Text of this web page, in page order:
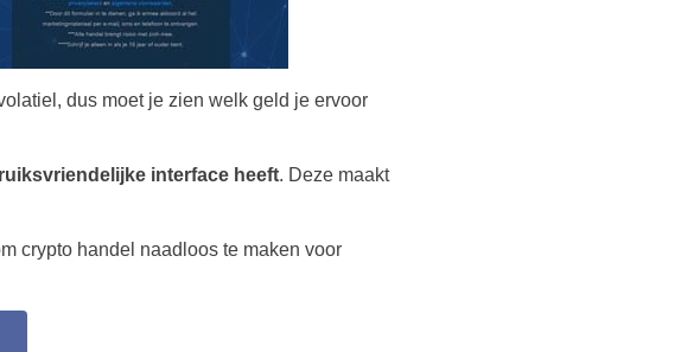
dus moet je zien welk geld je ervoor
interface heeft. Deze maakt
crypto handel naadloos te maken voor